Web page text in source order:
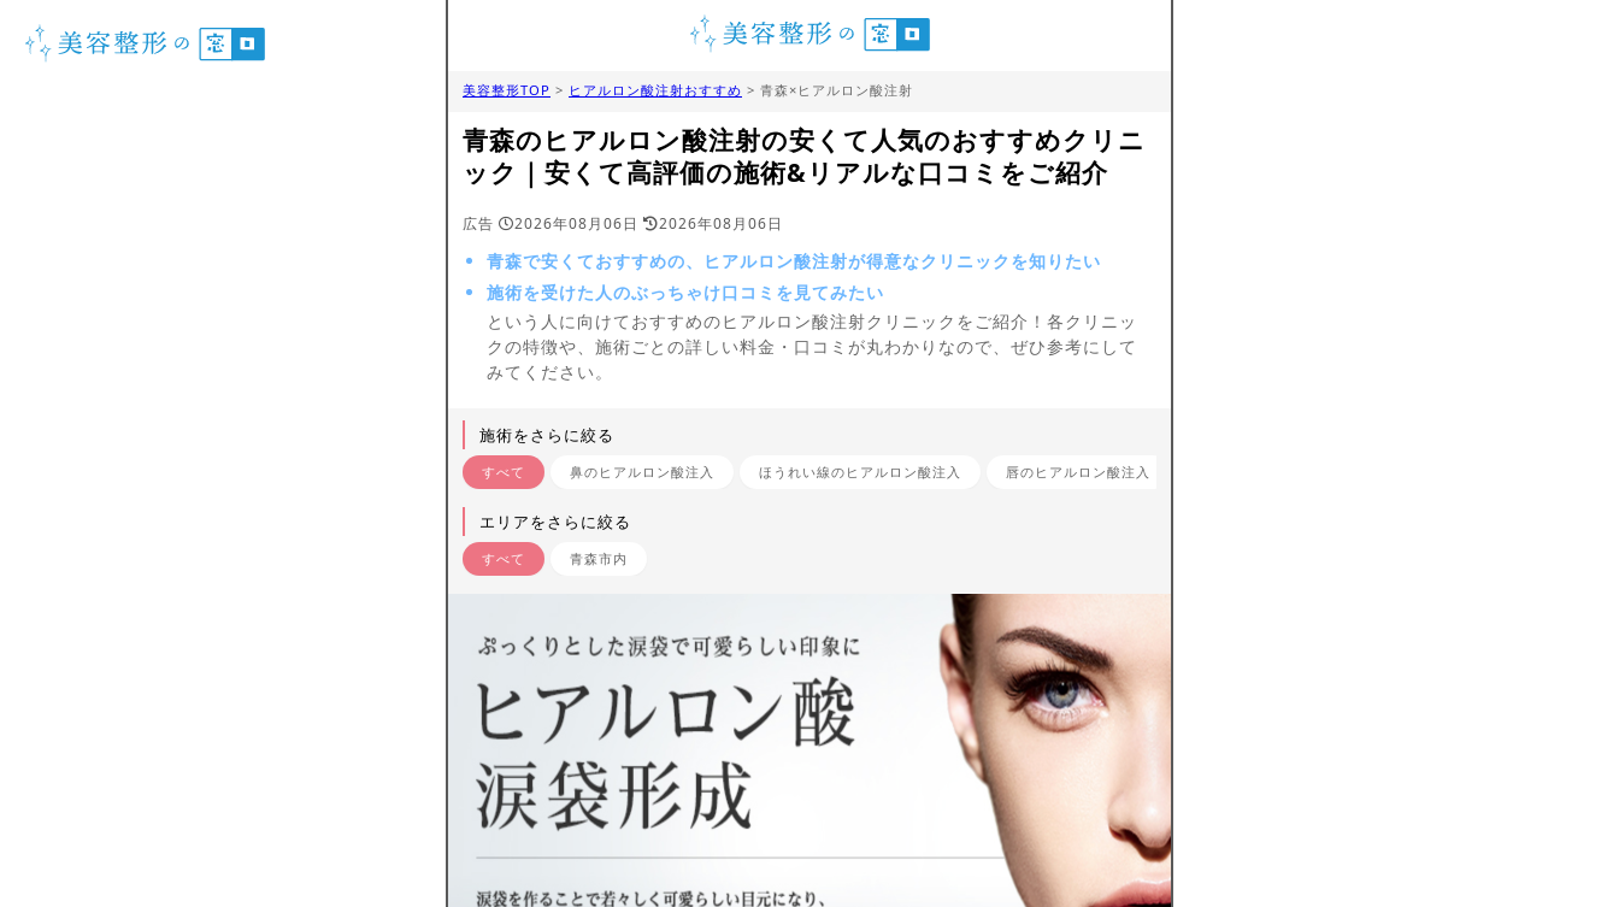
美容整形TOP > ヒアルロン酸注射おすすめ > 青森×ヒアルロン酸注射
青森のヒアルロン酸注射の安くて人気のおすすめクリニ
ック｜安くて高評価の施術&リアルな口コミをご紹介
広告 2026年08月06日 2026年08月06日
青森で安くておすすめの、ヒアルロン酸注射が得意なクリニックを知りたい
施術を受けた人のぶっちゃけ口コミを見てみたい
という人に向けておすすめのヒアルロン酸注射クリニックをご紹介！各クリニッ
クの特徴や、施術ごとの詳しい料金・口コミが丸わかりなので、ぜひ参考にして
みてください。
施術をさらに絞る
すべて 鼻のヒアルロン酸注入 ほうれい線のヒアルロン酸注入 唇のヒアルロン酸注入
エリアをさらに絞る
すべて 青森市内